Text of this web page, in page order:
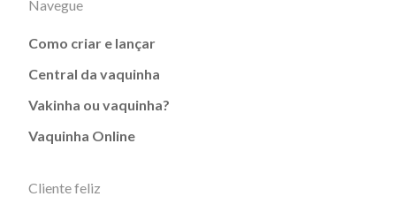
Navegue
Como criar e lançar
Central da vaquinha
Vakinha ou vaquinha?
Vaquinha Online
Cliente feliz